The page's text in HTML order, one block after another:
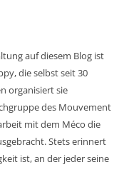
auf diesem Blog ist
die selbst seit 30
organisiert sie
des Mouvement
mit dem Méco die
Stets erinnert
ist, an der jeder seine